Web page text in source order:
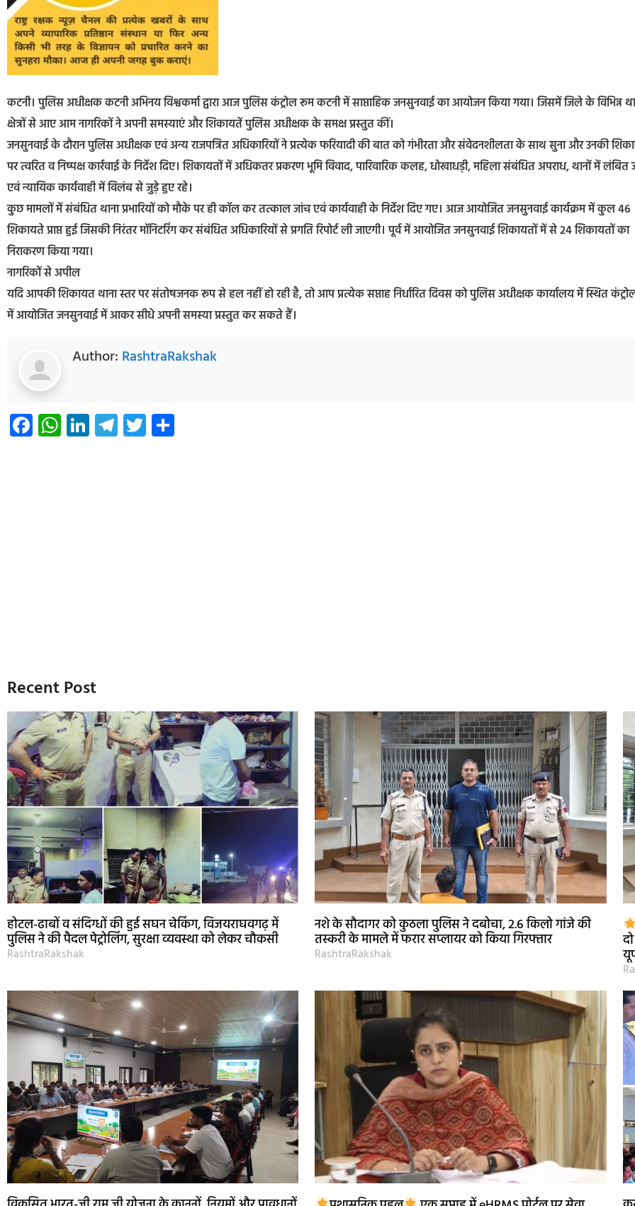
कटनी। पुलिस अधीक्षक कटनी अभिनय विश्वकर्मा द्वारा आज पुलिस कंट्रोल रूम कटनी में साप्ताहिक जनसुनवाई का आयोजन किया गया। जिसमें जिले के विभिन्न
क्षेत्रों से आए आम नागरिकों ने अपनी समस्याएं और शिकायतें पुलिस अधीक्षक के समक्ष प्रस्तुत कीं।
जनसुनवाई के दौरान पुलिस अधीक्षक एवं अन्य राजपत्रित अधिकारियों ने प्रत्येक फरियादी की बात को गंभीरता और संवेदनशीलता के साथ सुना और उनकी
पर त्वरित व निष्पक्ष कार्रवाई के निर्देश दिए। शिकायतों में अधिकतर प्रकरण भूमि विवाद, पारिवारिक कलह, धोखाधड़ी, महिला संबंधित अपराध, थानों में लंबित
एवं न्यायिक कार्यवाही में विलंब से जुड़े हुए रहे।
कुछ मामलों में संबंधित थाना प्रभारियों को मौके पर ही कॉल कर तत्काल जांच एवं कार्यवाही के निर्देश दिए गए। आज आयोजित जनसुनवाई कार्यक्रम में कुल 46
शिकायते प्राप्त हुई जिसकी निरंतर मॉनिटरिंग कर संबंधित अधिकारियों से प्रगति रिपोर्ट ली जाएगी। पूर्व में आयोजित जनसुनवाई शिकायतों में से 24 शिकायतों का
निराकरण किया गया।
नागरिकों से अपील
यदि आपकी शिकायत थाना स्तर पर संतोषजनक रूप से हल नहीं हो रही है, तो आप प्रत्येक सप्ताह निर्धारित दिवस को पुलिस अधीक्षक कार्यालय में स्थित
में आयोजित जनसुनवाई में आकर सीधे अपनी समस्या प्रस्तुत कर सकते हैं।
Author: RashtraRakshak
Facebook
WhatsApp
LinkedIn
Telegram
Twitter
Recent Post
होटल-ढाबों व संदिग्धों की हुई सघन चेकिंग, विजयराघवगढ़ में
पुलिस ने की पैदल पेट्रोलिंग, सुरक्षा व्यवस्था को लेकर चौकसी
RashtraRakshak
नशे के सौदागर को कुठला पुलिस ने दबोचा, 2.6 किलो गांजे की
तस्करी के मामले में फरार सप्लायर को किया गिरफ्तार
RashtraRakshak